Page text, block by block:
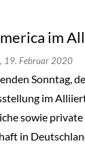
im
19. Februar 2020
Sonntag,
im
sowie
in